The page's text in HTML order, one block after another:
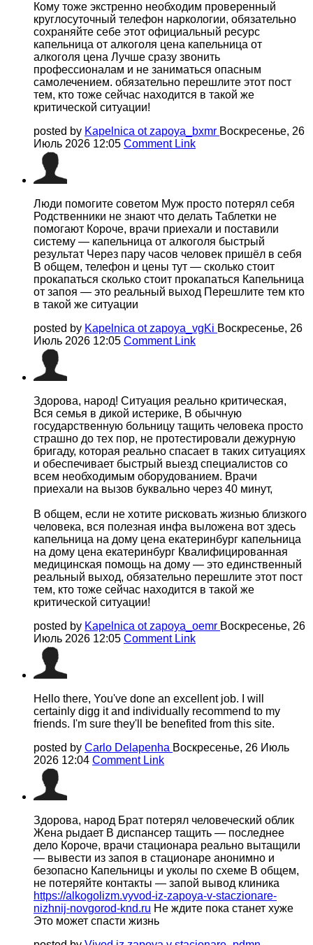
Кому тоже экстренно необходим проверенный
круглосуточный телефон наркологии, обязательно
сохраняйте себе этот официальный ресурс
капельница от алкоголя цена капельница от
алкоголя цена Лучше сразу звонить
профессионалам и не заниматься опасным
самолечением. обязательно перешлите этот пост
тем, кто тоже сейчас находится в такой же
критической ситуации!
posted by Kapelnica ot zapoya_bxmr Воскресенье, 26
Июль 2026 12:05 Comment Link
Люди помогите советом Муж просто потерял себя
Родственники не знают что делать Таблетки не
помогают Короче, врачи приехали и поставили
систему — капельница от алкоголя быстрый
результат Через пару часов человек пришёл в себя
В общем, телефон и цены тут — сколько стоит
прокапаться сколько стоит прокапаться Капельница
от запоя — это реальный выход Перешлите тем кто
в такой же ситуации
posted by Kapelnica ot zapoya_vgKi Воскресенье, 26
Июль 2026 12:05 Comment Link
Здорова, народ! Ситуация реально критическая,
Вся семья в дикой истерике, В обычную
государственную больницу тащить человека просто
страшно до тех пор, не протестировали дежурную
бригаду, которая реально спасает в таких ситуациях
и обеспечивает быстрый выезд специалистов со
всем необходимым оборудованием. Врачи
приехали на вызов буквально через 40 минут,
В общем, если не хотите рисковать жизнью близкого
человека, вся полезная инфа выложена вот здесь
капельница на дому цена екатеринбург капельница
на дому цена екатеринбург Квалифицированная
медицинская помощь на дому — это единственный
реальный выход, обязательно перешлите этот пост
тем, кто тоже сейчас находится в такой же
критической ситуации!
posted by Kapelnica ot zapoya_oemr Воскресенье, 26
Июль 2026 12:05 Comment Link
Hello there, You've done an excellent job. I will
certainly digg it and individually recommend to my
friends. I'm sure they'll be benefited from this site.
posted by Carlo Delapenha Воскресенье, 26 Июль
2026 12:04 Comment Link
Здорова, народ Брат потерял человеческий облик
Жена рыдает В диспансер тащить — последнее
дело Короче, врачи стационара реально вытащили
— вывести из запоя в стационаре анонимно и
безопасно Капельницы и уколы по схеме В общем,
не потеряйте контакты — запой вывод клиника
https://alkogolizm.vyvod-iz-zapoya-v-staczionare-
nizhnij-novgorod-knd.ru Не ждите пока станет хуже
Это может спасти жизнь